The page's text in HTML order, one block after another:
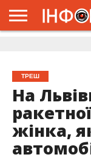
ТРЕШ
На
жінка,